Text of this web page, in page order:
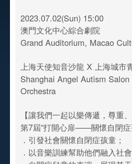
2023.07.02(Sun) 15:00
澳門文化中心綜合劇院
Grand Auditorium, Macao
上海天使知音沙龍 X 上海城市
Shanghai Angel Autism
Orchestra
【讓我們一起以樂傳遞，尊重
第7屆“打開心扉——關懷自閉症
．引發社會關懷自閉症孩童；
．以音樂訓練幫助他們融入社會